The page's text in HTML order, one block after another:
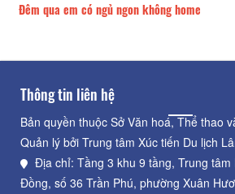
Đêm qua em có ngủ ngon không home
Thông tin liên hệ
Bản quyền thuộc Sở Văn hoá, Thể thao
Quản lý bởi Trung tâm Xúc tiến Du lịch
Địa chỉ: Tầng 3 khu 9 tầng, Trung
Đồng, số 36 Trần Phú, phường Xuân